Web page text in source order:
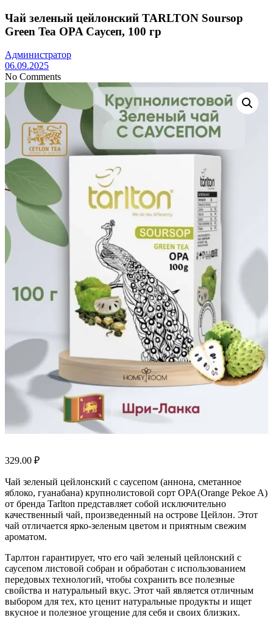
Чай зеленый цейлонский TARLTON Soursop
Green Tea OPA Саусеп, 100 гр
Администратор
06.09.2025
No Comments
329.00 ₽
Чай зеленый цейлонский с саусепом (аннона, сметанное
яблоко, гуанабана) крупнолистовой сорт OPA(Orange Pekoe A)
от бренда Tarlton представляет собой исключительно
качественный чай, произведенный на острове Цейлон. Этот
чай отличается ярко-зеленым цветом и приятным свежим
ароматом.
Тарлтон гарантирует, что его чай зеленый цейлонский с
саусепом листовой собран и обработан с использованием
передовых технологий, чтобы сохранить все полезные
свойства и натуральный вкус. Этот чай является отличным
выбором для тех, кто ценит натуральные продукты и ищет
вкусное и полезное угощение для себя и своих близких.